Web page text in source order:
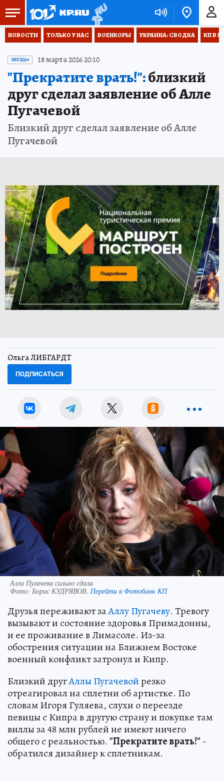
НОВОСТИ ТОЛЬКО У НАС ВОЕНКОРЫ УКРАИНА: СВОДКА КП В
ЗВЕЗДЫ 18 марта 2026 20:10
"Прекратите врать!":близкий
друг сделал заявление об Алле
Пугачевой
Близкий друг сделал заявление об Алле
Пугачевой
Ольга ЛИБГАРДТ
ПОДПИСАТЬСЯ
Алла Пугачева сильно сдала
Фото: Борис КУДРЯВОВ. Перейти в Фотобанк КП
Друзья переживают заАллу Пугачеву. Тревогу
вызывают и состояние здоровья Примадонны,
и ее проживание в Лимасоле. Из-за
обострения ситуации на Ближнем Востоке
военный конфликт затронул и Кипр.
Близкий другАллы Пугачевойрезко
отреагировал на сплетни об артистке. По
словам Игоря Гуляева, слухи о переезде
певицы с Кипра в другую страну и покупке там
виллы за 48 млн рублей не имеют ничего
общего с реальностью. "Прекратите врать!" -
обратился дизайнер к сплетникам.